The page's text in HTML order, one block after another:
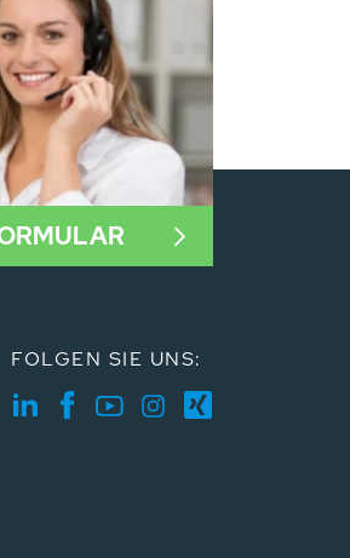
FOLGEN SIE UNS: